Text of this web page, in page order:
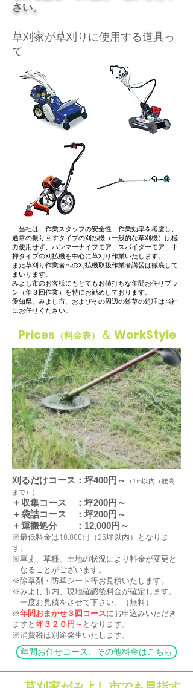
Prices （料金表） ＆ WorkStyle
刈るだけコース：坪400円～
（1m以内（腰高
まで））
＋収集コース ：坪200円～
＋袋詰コース ：坪200円～
＋運搬処分 ：12,000円～
※最低料金は10,000円（25坪以内）となりま
す。
※草丈、草種、土地の状況により料金が変更と
なることがございます。
​※除草剤・防草シート等お見積いたします。
※みよし市内、現地確認後料金が確定します。
一度お見積をさせて下さい。（無料）
※年間おまかせ３回コースにお申込みいただき
ますと坪３２０円～ となります。
​※消費税は別途発生いたします。
​ 当社は、作業スタッフの安全性、作業効率を考慮し、
通常の振り回すタイプの刈払機（一般的な草刈機）は極
力使用せず、ハンマーナイフモア、スパイダーモア、手
押タイプの刈払機を中心に草刈り作業いたします。
また草刈り作業者への刈払機取扱作業者講習は徹底して
まいります。
​みよし市のお客様にもとてもお値打ちな年間お任せプラ
ン（年３回作業）を特にお勧めしております。
​愛知県、みよし市、およびその周辺の雑草の処理は当社
にお任せください。
年間お任せコース、その他料金はこちら
さい。
​草刈家が草刈りに使用する道具っ
て